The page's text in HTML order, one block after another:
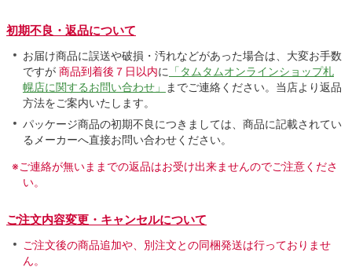
初期不良・返品について
お届け商品に誤送や破損・汚れなどがあった場合は、大変お手数
ですが 商品到着後７日以内に 「タムタムオンラインショップ札
幌店に関するお問い合わせ」
までご連絡ください。当店より返品
方法をご案内いたします。
パッケージ商品の初期不良につきましては、商品に記載されてい
るメーカーへ直接お問い合わせください。
※ご連絡が無いままでの返品はお受け出来ませんのでご注意くださ
い。
ご注文内容変更・キャンセルについて
ご注文後の商品追加や、別注文との同梱発送は行っておりませ
ん。